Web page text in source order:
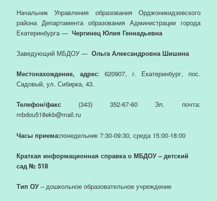
Начальник Управления образования Орджоникидзевского
района Департамента образования Администрации города
Екатеринбурга — Чергинец Юлия Геннадьевна
Заведующий МБДОУ — Ольга Александровна Шишина
Местонахождение, адрес: 620907, г. Екатеринбург, пос.
Садовый, ул. Сибирка, 43.
Телефон/факс (343) 352-67-60 Эл. почта:
mbdou518ekb@mail.ru
Часы приема:понедельник 7:30-09:30, среда 15:00-18:00
Краткая информационная справка о МБДОУ – детский
сад № 518
Тип ОУ – дошкольное образовательное учреждение